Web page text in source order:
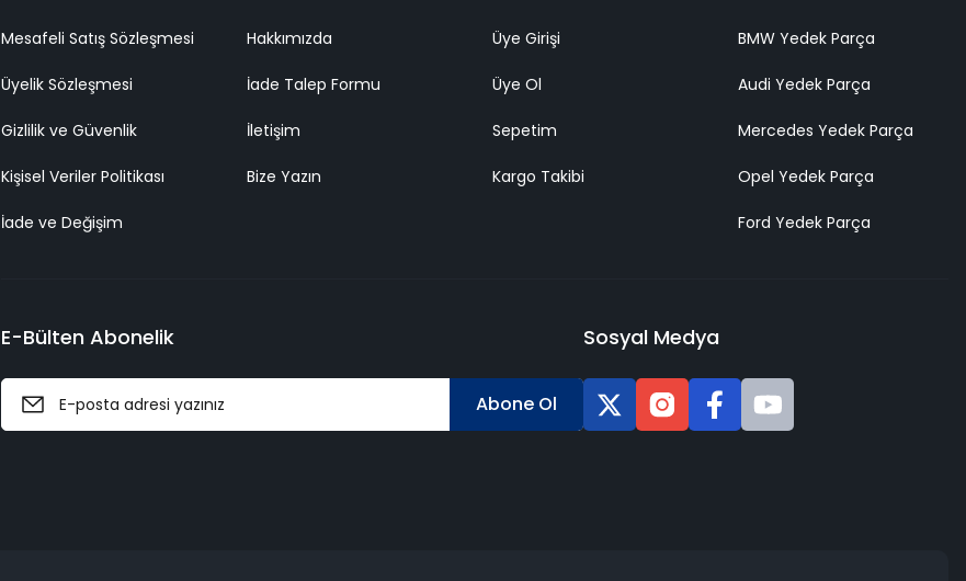
Mesafeli Satış Sözleşmesi
Üyelik Sözleşmesi
Gizlilik ve Güvenlik
Kişisel Veriler Politikası
İade ve Değişim
Hakkımızda
İade Talep Formu
İletişim
Bize Yazın
Üye Girişi
Üye Ol
Sepetim
Kargo Takibi
BMW Yedek Parça
Audi Yedek Parça
Mercedes Yedek Parça
Opel Yedek Parça
Ford Yedek Parça
E-Bülten Abonelik
Abone Ol
Sosyal Medya